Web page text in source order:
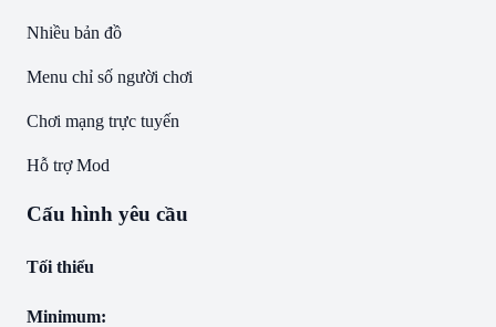
Nhiều bản đồ
Menu chỉ số người chơi
Chơi mạng trực tuyến
Hỗ trợ Mod
Cấu hình yêu cầu
Tối thiểu
Minimum: